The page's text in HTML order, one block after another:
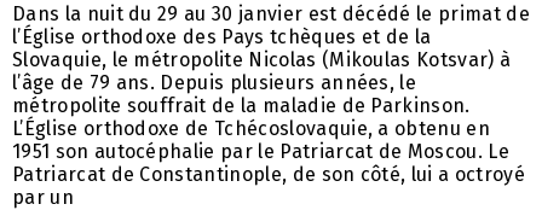
Dans la nuit du 29 au 30 janvier est décédé le primat de
l’Église orthodoxe des Pays tchèques et de la
Slovaquie, le métropolite Nicolas (Mikoulas Kotsvar) à
l’âge de 79 ans. Depuis plusieurs années, le
métropolite souffrait de la maladie de Parkinson.
L’Église orthodoxe de Tchécoslovaquie, a obtenu en
1951 son autocéphalie par le Patriarcat de Moscou. Le
Patriarcat de Constantinople, de son côté, lui a octroyé
par un